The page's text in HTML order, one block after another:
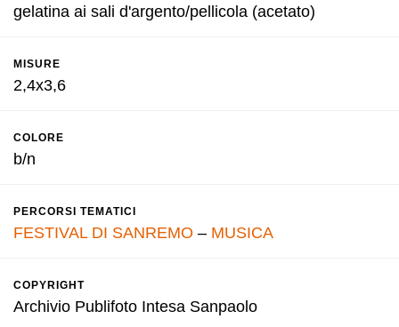
gelatina ai sali d'argento/pellicola (acetato)
MISURE
2,4x3,6
COLORE
b/n
PERCORSI TEMATICI
FESTIVAL DI SANREMO – MUSICA
COPYRIGHT
Archivio Publifoto Intesa Sanpaolo